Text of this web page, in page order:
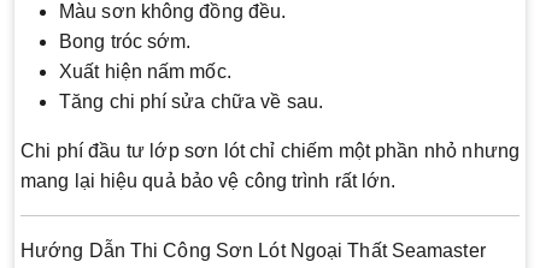
Màu sơn không đồng đều.
Bong tróc sớm.
Xuất hiện nấm mốc.
Tăng chi phí sửa chữa về sau.
Chi phí đầu tư lớp sơn lót chỉ chiếm một phần nhỏ nhưng
mang lại hiệu quả bảo vệ công trình rất lớn.
Hướng Dẫn Thi Công Sơn Lót Ngoại Thất Seamaster